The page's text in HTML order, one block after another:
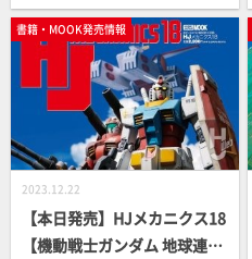
ップ！
書籍・MOOK発売情報
2023.12.22
【本日発売】HJメカニクス18
【機動戦士ガンダム 地球連邦